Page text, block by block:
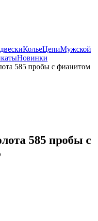
КольеЦепиМужской
Новинки
585 пробы с фианитом
585 пробы с